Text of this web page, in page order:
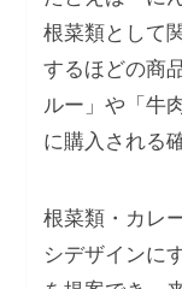
根菜類として
するほどの商
ルー」や「牛
に購入される
根菜類・カレ
シデザインに